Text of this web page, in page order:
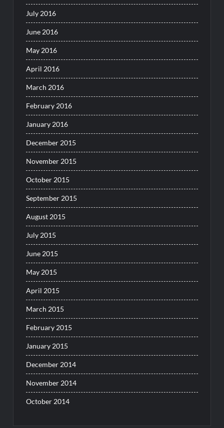
July 2016
June 2016
May 2016
April 2016
March 2016
February 2016
January 2016
December 2015
November 2015
October 2015
September 2015
August 2015
July 2015
June 2015
May 2015
April 2015
March 2015
February 2015
January 2015
December 2014
November 2014
October 2014